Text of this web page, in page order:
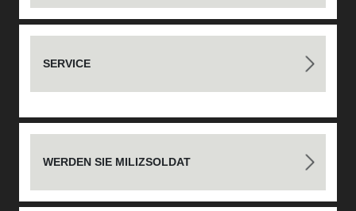
SERVICE
WERDEN SIE MILIZSOLDAT